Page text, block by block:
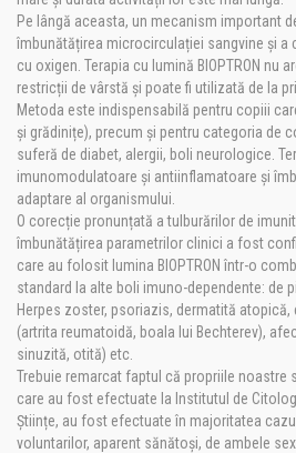
Pe lângă aceasta, un mecanism important
îmbunătățirea microcirculației sangvine și a
cu oxigen. Terapia cu lumină BIOPTRON nu
restricții de vârstă și poate fi utilizată de la
Metoda este indispensabilă pentru copiii
și grădinițe), precum și pentru categoria de
suferă de diabet, alergii, boli neurologice.
imunomodulatoare și antiinflamatoare și
adaptare al organismului.
O corecție pronunțată a tulburărilor de
îmbunătățirea parametrilor clinici a fost
care au folosit lumina BIOPTRON într-o
standard la alte boli imuno-dependente: de
Herpes zoster, psoriazis, dermatită
(artrita reumatoidă, boala lui Bechterev),
sinuzită, otită) etc.
Trebuie remarcat faptul că propriile noastre
care au fost efectuate la Institutul de
Științe, au fost efectuate în majoritatea
voluntarilor, aparent sănătoși, de ambele